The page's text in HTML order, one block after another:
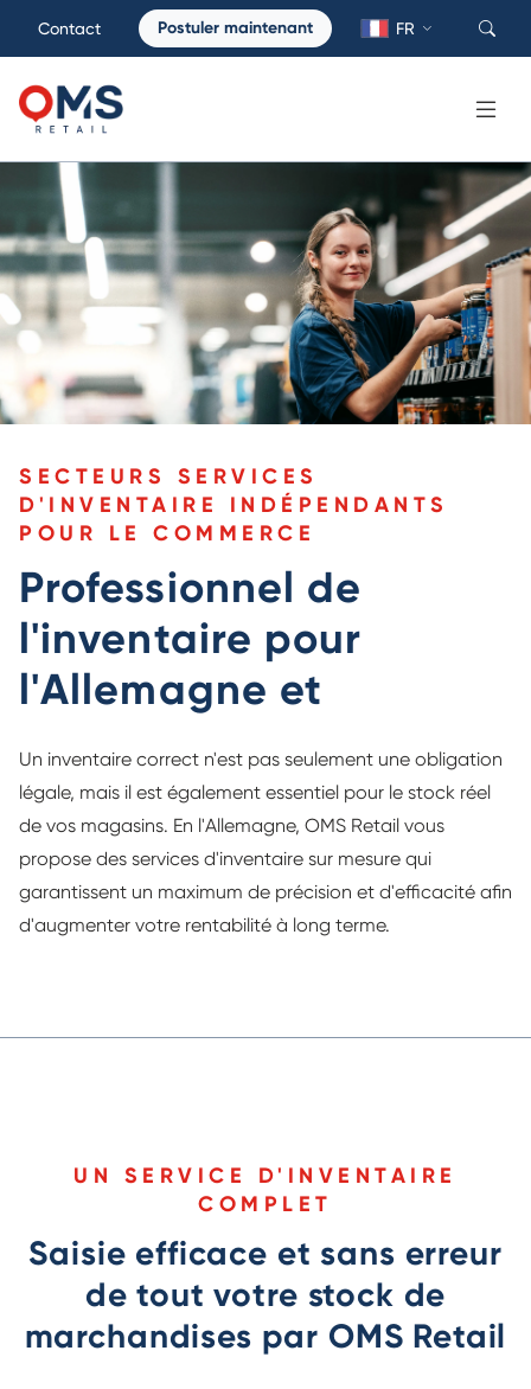
Contact Postuler maintenant FR
SECTEURS SERVICES
D'INVENTAIRE INDÉPENDANTS
POUR LE COMMERCE
Professionnel de
l'inventaire pour
l'Allemagne et
Un inventaire correct n'est pas seulement une obligation
légale, mais il est également essentiel pour le stock réel
de vos magasins. En l'Allemagne, OMS Retail vous
propose des services d'inventaire sur mesure qui
garantissent un maximum de précision et d'efficacité afin
d'augmenter votre rentabilité à long terme.
UN SERVICE D'INVENTAIRE
COMPLET
Saisie efficace et sans erreur
de tout votre stock de
marchandises par OMS Retail